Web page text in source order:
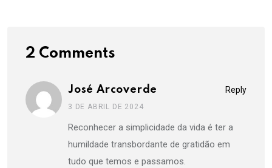
2 Comments
Reply
José Arcoverde
3 DE ABRIL DE 2024
Reconhecer a simplicidade da vida é ter a
humildade transbordante de gratidão em
tudo que temos e passamos.